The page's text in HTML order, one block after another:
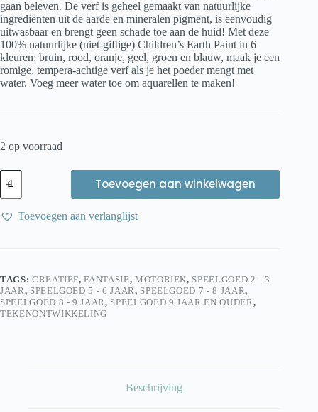
gaan beleven. De verf is geheel gemaakt van natuurlijke
ingrediënten uit de aarde en mineralen pigment, is eenvoudig
uitwasbaar en brengt geen schade toe aan de huid! Met deze
100% natuurlijke (niet-giftige) Children’s Earth Paint in 6
kleuren: bruin, rood, oranje, geel, groen en blauw, maak je een
romige, tempera-achtige verf als je het poeder mengt met
water. Voeg meer water toe om aquarellen te maken!
2 op voorraad
Natural
Earth
Paint
Children's
Earth
Toevoegen aan winkelwagen
Toevoegen aan verlanglijst
TAGS: CREATIEF,FANTASIE, MOTORIEK, SPEELGOED 2 - 3
JAAR , SPEELGOED 5 - 6 JAAR , SPEELGOED 7 - 8 JAAR,
SPEELGOED 8 - 9 JAAR , SPEELGOED 9 JAAR EN OUDER ,
TEKENONTWIKKELING
Beschrijving